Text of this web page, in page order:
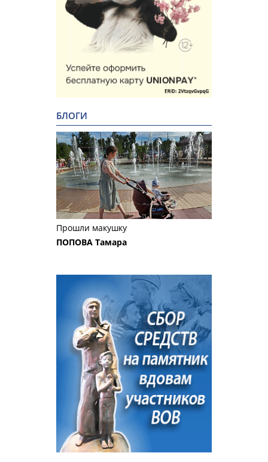
БЛОГИ
Прошли макушку
ПОПОВА Тамара